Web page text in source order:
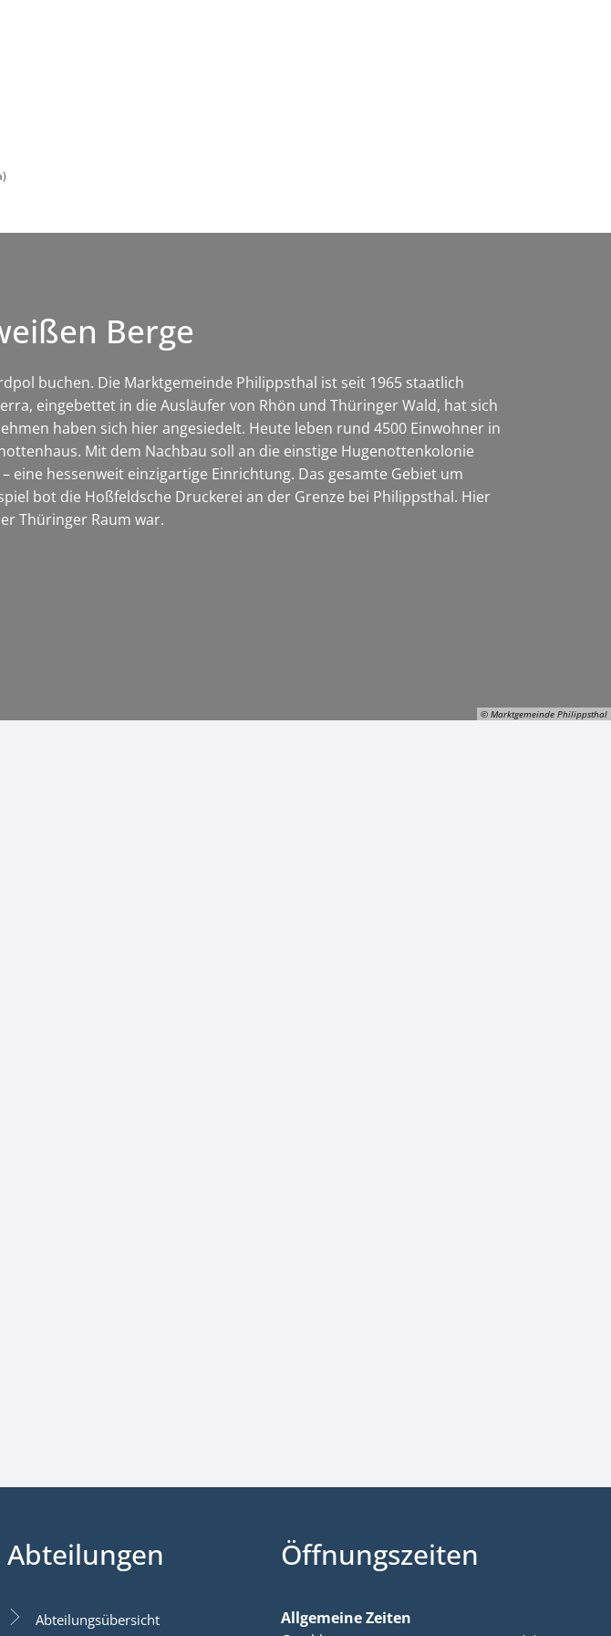
© Marktgemeinde Philippsthal
Berge
buchen. Die Marktgemeinde Philippsthal ist seit 1965 staatlich
eingebettet in die Ausläufer von Rhön und Thüringer Wald, hat sich
haben sich hier angesiedelt. Heute leben rund 4500 Einwohner in
Mit dem Nachbau soll an die einstige Hugenottenkolonie
eine hessenweit einzigartige Einrichtung. Das gesamte Gebiet um
bot die Hoßfeldsche Druckerei an der Grenze bei Philippsthal. Hier
Thüringer Raum war.
Abteilungen
Abteilungsübersicht
Öffnungszeiten
Allgemeine Zeiten